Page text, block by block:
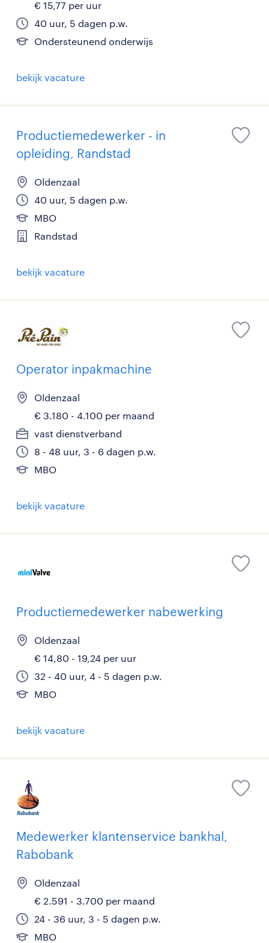
€ 15,77 per uur
40 uur, 5 dagen p.w.
Ondersteunend onderwijs
bekijk vacature
Productiemedewerker - in
opleiding, Randstad
Oldenzaal
40 uur, 5 dagen p.w.
MBO
Randstad
bekijk vacature
Operator inpakmachine
Oldenzaal
€ 3.180 - 4.100 per maand
vast dienstverband
8 - 48 uur, 3 - 6 dagen p.w.
MBO
bekijk vacature
Productiemedewerker nabewerking
Oldenzaal
€ 14,80 - 19,24 per uur
32 - 40 uur, 4 - 5 dagen p.w.
MBO
bekijk vacature
Medewerker klantenservice bankhal,
Rabobank
Oldenzaal
€ 2.591 - 3.700 per maand
24 - 36 uur, 3 - 5 dagen p.w.
MBO